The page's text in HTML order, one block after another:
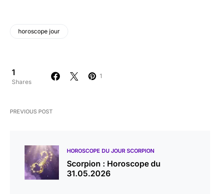
horoscope jour
1
Shares
1
PREVIOUS POST
HOROSCOPE DU JOUR SCORPION
Scorpion : Horoscope du
31.05.2026